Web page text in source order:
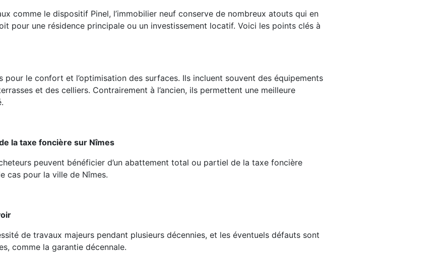
comme le dispositif Pinel, l’immobilier neuf conserve de nombreux atouts qui en
pour une résidence principale ou un investissement locatif. Voici les points clés à
pour le confort et l’optimisation des surfaces. Ils incluent souvent des équipements
et des celliers. Contrairement à l’ancien, ils permettent une meilleure
la taxe foncière sur Nîmes
peuvent bénéficier d’un abattement total ou partiel de la taxe foncière
cas pour la ville de Nîmes.
de travaux majeurs pendant plusieurs décennies, et les éventuels défauts sont
comme la garantie décennale.